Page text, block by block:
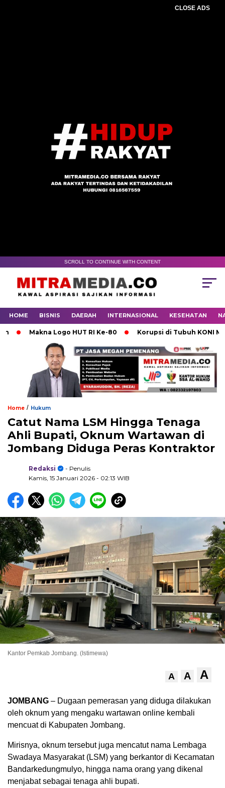
CLOSE ADS
SCROLL TO CONTINUE WITH CONTENT
HOME BISNIS DAERAH INTERNASIONAL KESEHATAN
Makna Logo HUT RI Ke-80 Korupsi di Tubuh KONI
Home / Hukum
Catut Nama LSM Hingga Tenaga
Ahli Bupati, Oknum Wartawan di
Jombang Diduga Peras Kontraktor
Redaksi
- Penulis
Kamis, 15 Januari 2026 - 02:13 WIB
Kantor Pemkab Jombang. (Istimewa)
A A A
JOMBANG – Dugaan pemerasan yang diduga dilakukan
oleh oknum yang mengaku wartawan online kembali
mencuat di Kabupaten Jombang.
Mirisnya, oknum tersebut juga mencatut nama Lembaga
Swadaya Masyarakat (LSM) yang berkantor di Kecamatan
Bandarkedungmulyo, hingga nama orang yang dikenal
menjabat sebagai tenaga ahli bupati.